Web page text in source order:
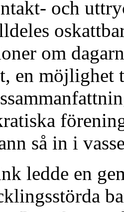
och
om
en möjlighet
så in i
ledde en